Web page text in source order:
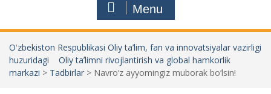
Menu
Oʻzbekiston Respublikasi Oliy ta’lim, fan va innovatsiyalar vazirligi
huzuridagi Oliy taʼlimni rivojlantirish va global hamkorlik
markazi > Tadbirlar > Navro‘z ayyomingiz muborak bo‘lsin!